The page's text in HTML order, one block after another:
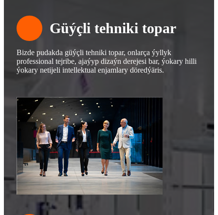
Güýçli tehniki topar
Bizde pudakda güýçli tehniki topar, onlarça ýyllyk
professional tejribe, ajaýyp dizaýn derejesi bar, ýokary hilli
ýokary netijeli intellektual enjamlary döredýäris.